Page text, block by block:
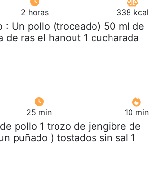
2 horas 338 kcal
: Un pollo (troceado) 50 ml de
de ras el hanout 1 cucharada
25 min 10 min
pollo 1 trozo de jengibre de
puñado ) tostados sin sal 1